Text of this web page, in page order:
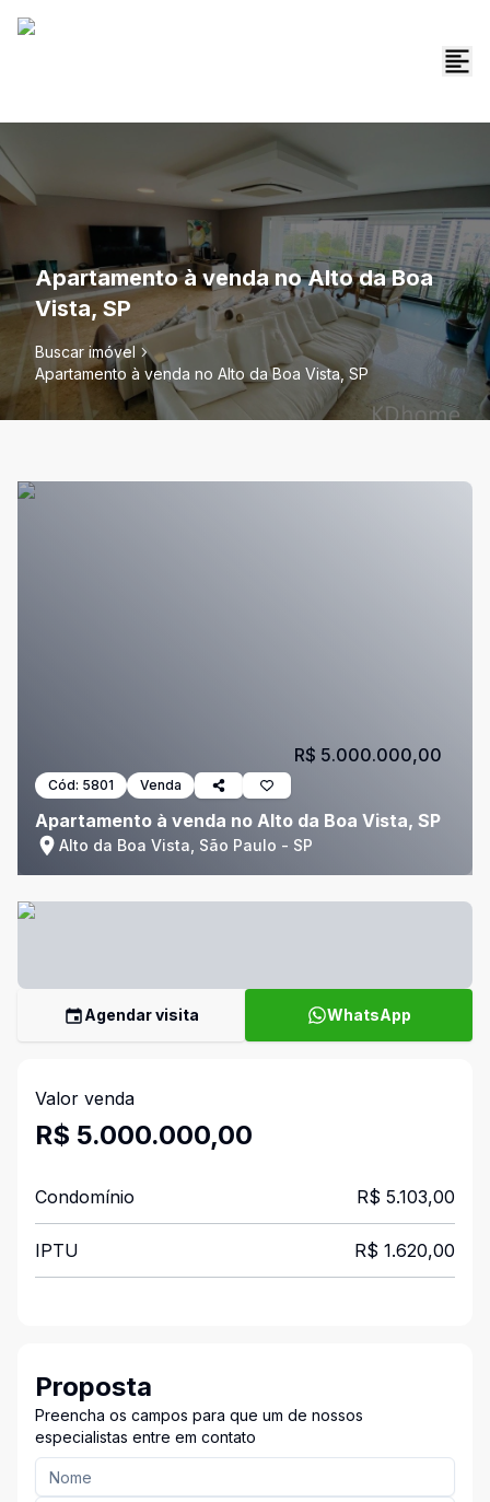
Apartamento à venda no Alto da Boa
Vista, SP
Buscar imóvel
Apartamento à venda no Alto da Boa Vista, SP
Cód: 5801 Venda
Apartamento à venda no Alto da Boa Vista, SP
Alto da Boa Vista, São Paulo - SP
R$ 5.000.000,00
Agendar visita WhatsApp
Valor venda
R$ 5.000.000,00
Condomínio R$ 5.103,00
IPTU R$ 1.620,00
Proposta
Preencha os campos para que um de nossos
especialistas entre em contato